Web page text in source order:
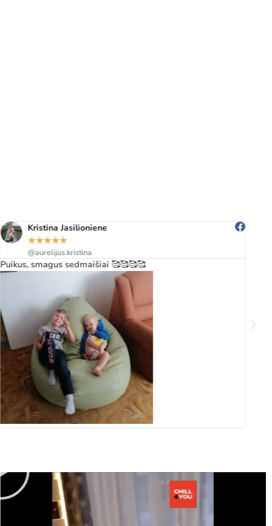
Kristina Jasilioniene
★★★★★
@aurelijus.kristina
Puikus, smagus sedmaišiai 🥰🥰🥰🥰